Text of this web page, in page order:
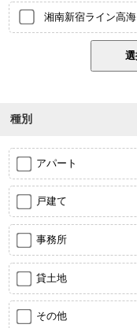
湘南新宿ライン高海
種別
アパート
戸建て
事務所
貸土地
その他